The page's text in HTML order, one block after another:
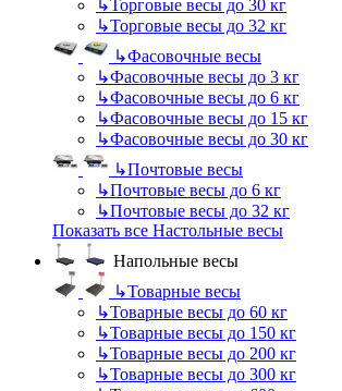
↳Торговые весы до 30 кг
↳Торговые весы до 32 кг
↳Фасовочные весы
↳Фасовочные весы до 3 кг
↳Фасовочные весы до 6 кг
↳Фасовочные весы до 15 кг
↳Фасовочные весы до 30 кг
↳Почтовые весы
↳Почтовые весы до 6 кг
↳Почтовые весы до 32 кг
Показать все Настольные весы
Напольные весы
↳Товарные весы
↳Товарные весы до 60 кг
↳Товарные весы до 150 кг
↳Товарные весы до 200 кг
↳Товарные весы до 300 кг